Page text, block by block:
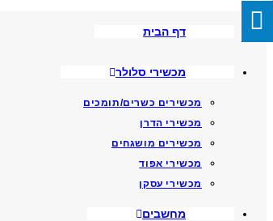
To
דף הבית
מכשירי סלולר
מכשירים כשרים/תומכים
מכשירי הדרן
מכשירים מושגחים
מכשירי אפוד
מכשירי עסקן
מחשבים